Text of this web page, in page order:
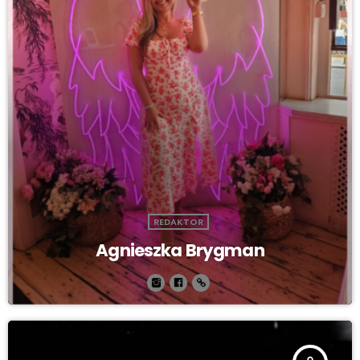
REDAKTOR
Agnieszka Brygman